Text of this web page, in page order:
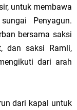
untuk membawa
Penyagun.
bersama saksi
dan saksi Ramli,
dari arah
dari kapal untuk